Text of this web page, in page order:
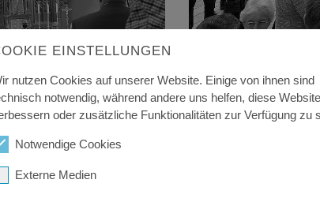
EINSTELLUNGEN
nutzen Cookies auf unserer Website. Einige von ihnen sind
notwendig, während andere uns helfen, diese
oder zusätzliche Funktionalitäten zur Verfügung zu
Notwendige Cookies
Externe Medien